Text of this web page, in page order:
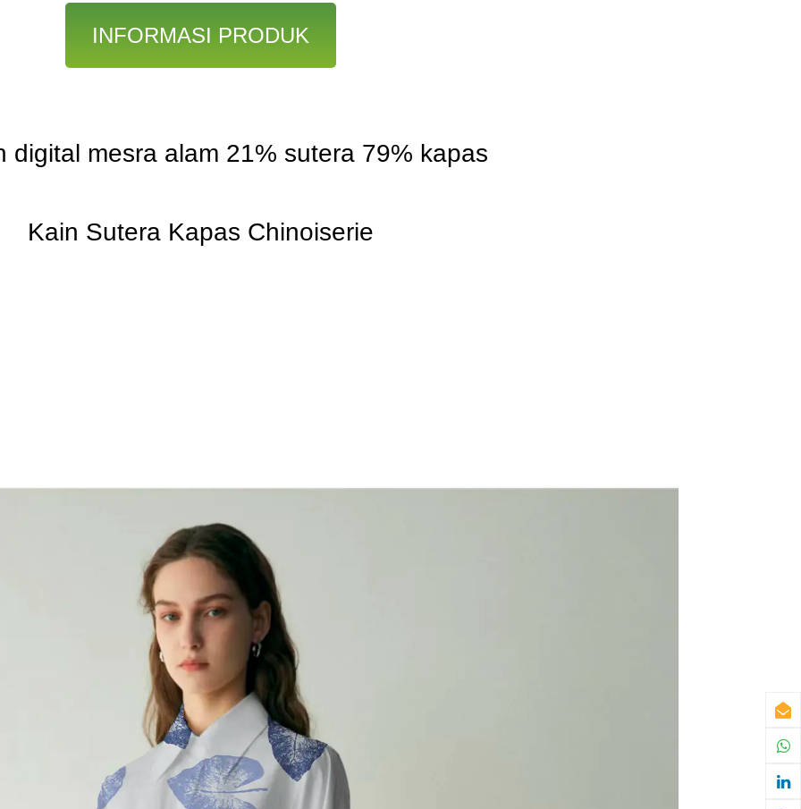
INFORMASI PRODUK
digital mesra alam 21% sutera 79% kapas
Kain Sutera Kapas Chinoiserie